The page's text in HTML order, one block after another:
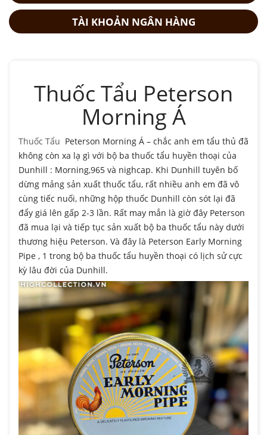
TÀI KHOẢN NGÂN HÀNG
Thuốc Tẩu Peterson
Morning Á
Thuốc Tẩu Peterson Morning Á – chắc anh em tẩu thủ đã
không còn xa lạ gì với bộ ba thuốc tẩu huyền thoại của
Dunhill : Morning,965 và nighcap. Khi Dunhill tuyên bố
dừng mảng sản xuất thuốc tẩu, rất nhiều anh em đã vô
cùng tiếc nuối, những hộp thuốc Dunhill còn sót lại đã
đẩy giá lên gấp 2-3 lần. Rất may mắn là giờ đây Peterson
đã mua lại và tiếp tục sản xuất bộ ba thuốc tẩu này dưới
thương hiệu Peterson. Và đây là Peterson Early Morning
Pipe , 1 trong bộ ba thuốc tẩu huyền thoại có lịch sử cực
kỳ lâu đời của Dunhill.